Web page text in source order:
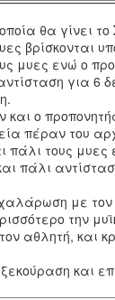
θα γίνει το
βρίσκονται
μυες ενώ ο
για 6
ο
πέραν του
πάλι τους μυες
πάλι
με
την
αθλητή, και
και